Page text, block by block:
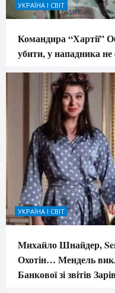
УКРАЇНА І СВІТ
Командира “Хартії”
убити, у нападника
УКРАЇНА І СВІТ
Михайло Шнайдер,
Охотін… Мендель
Банкової зі звітів